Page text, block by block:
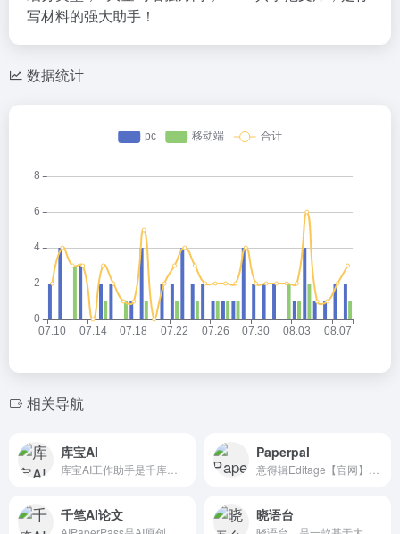
写材料的强大助手！
数据统计
相关导航
库宝AI Paperpal
千笔AI论文 晓语台